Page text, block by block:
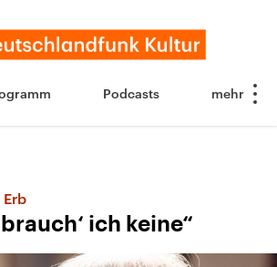
Podcasts
Erb
ich keine“